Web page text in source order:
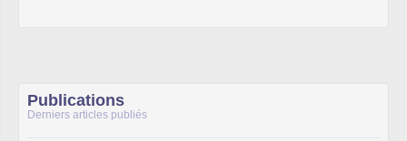
Publications
Derniers articles publiés